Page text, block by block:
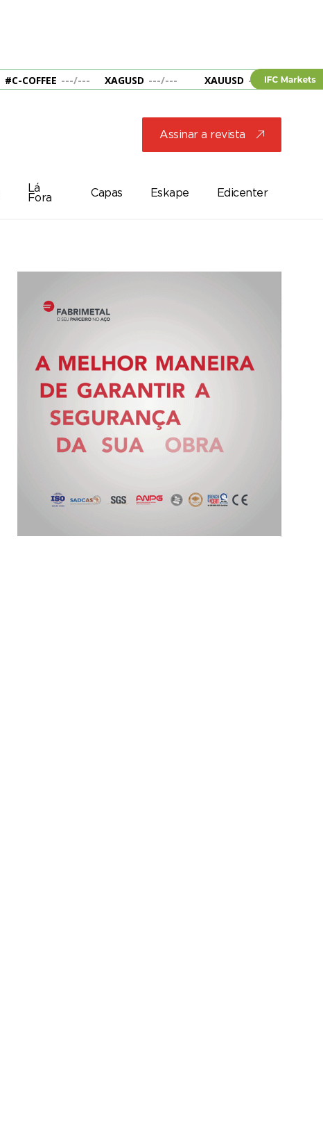
#C-COFFEE ---/--- XAGUSD ---/--- XAUUSD --- ---
Assinar a revista j
Lá
Fora
Capas Eskape Edicenter